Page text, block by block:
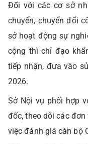
Đối với các cơ sở
chuyển, chuyển đổi
sở hoạt động sự
cộng thì chỉ đạo
tiếp nhận, đưa vào
2026.
Sở Nội vụ phối hợp
đốc, theo dõi các
việc đánh giá cán bộ